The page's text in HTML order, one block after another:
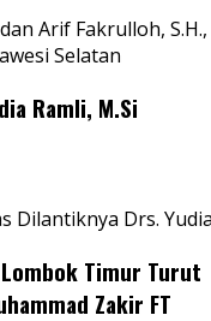
Arif Fakrulloh, S.H.,
Selatan
Ramli, M.Si
Dilantiknya Drs.
Timur Turut
Zakir FT